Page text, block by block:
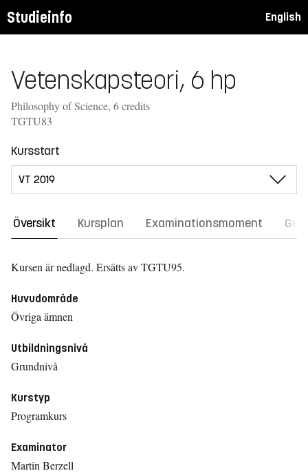
Studieinfo English
Vetenskapsteori, 6 hp
Philosophy of Science, 6 credits
TGTU83
Kursstart
Översikt Kursplan Examinationsmoment
Kursen är nedlagd. Ersätts av TGTU95.
Huvudområde
Övriga ämnen
Utbildningsnivå
Grundnivå
Kurstyp
Programkurs
Examinator
Martin Berzell